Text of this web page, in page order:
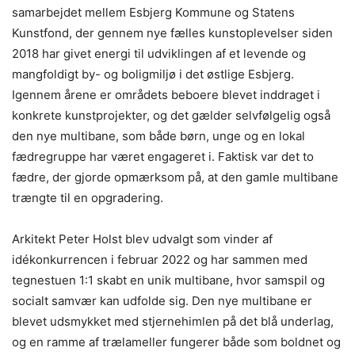
samarbejdet mellem Esbjerg Kommune og Statens
Kunstfond, der gennem nye fælles kunstoplevelser siden
2018 har givet energi til udviklingen af et levende og
mangfoldigt by- og boligmiljø i det østlige Esbjerg.
Igennem årene er områdets beboere blevet inddraget i
konkrete kunstprojekter, og det gælder selvfølgelig også
den nye multibane, som både børn, unge og en lokal
fædregruppe har været engageret i. Faktisk var det to
fædre, der gjorde opmærksom på, at den gamle multibane
trængte til en opgradering.
Arkitekt Peter Holst blev udvalgt som vinder af
idékonkurrencen i februar 2022 og har sammen med
tegnestuen 1:1 skabt en unik multibane, hvor samspil og
socialt samvær kan udfolde sig. Den nye multibane er
blevet udsmykket med stjernehimlen på det blå underlag,
og en ramme af trælameller fungerer både som boldnet og